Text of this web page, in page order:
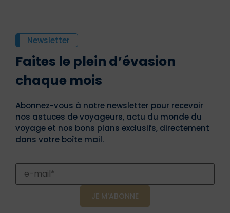
Newsletter
Faites le plein d’évasion
chaque mois
Abonnez-vous à notre newsletter pour recevoir
nos astuces de voyageurs, actu du monde du
voyage et nos bons plans exclusifs, directement
dans votre boîte mail.